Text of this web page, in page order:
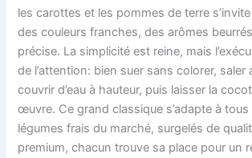
les carottes et les pommes de terre
des couleurs franches, des arômes
précise. La simplicité est reine, mais
de l’attention: bien suer sans colorer,
couvrir d’eau à hauteur, puis laisser la
œuvre. Ce grand classique s’adapte à
légumes frais du marché, surgelés de
premium, chacun trouve sa place pour un